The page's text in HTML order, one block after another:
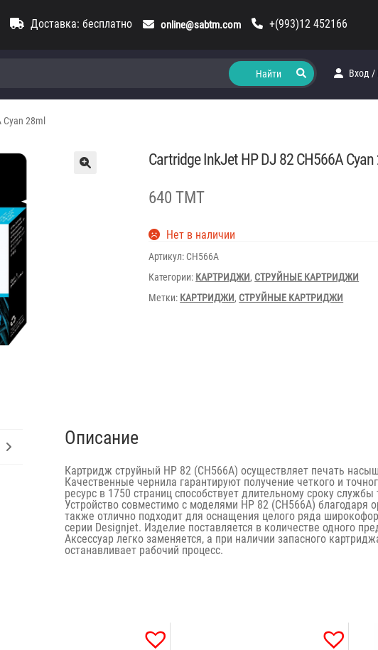
Доставка: бесплатно online@sabtm.com +(993)12 452166
Вход /
28ml
Cartridge InkJet HP DJ 82 CH566A Cyan
640 TMT
Нет в наличии
Артикул: CH566A
Категории: КАРТРИДЖИ, СТРУЙНЫЕ КАРТРИДЖИ
Метки: КАРТРИДЖИ, СТРУЙНЫЕ КАРТРИДЖИ
Описание
Картридж струйный HP 82 (CH566A) осуществляет печать
Качественные чернила гарантируют получение четкого и
ресурс в 1750 страниц способствует длительному сроку службы
Устройство совместимо с моделями HP 82 (CH566A) благодаря
также отлично подходит для оснащения целого ряда
серии Designjet. Изделие поставляется в количестве одного
Аксессуар легко заменяется, а при наличии запасного
останавливает рабочий процесс.